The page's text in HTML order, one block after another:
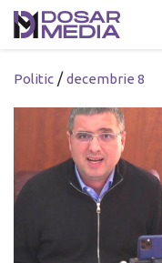
Politic /decembrie 8